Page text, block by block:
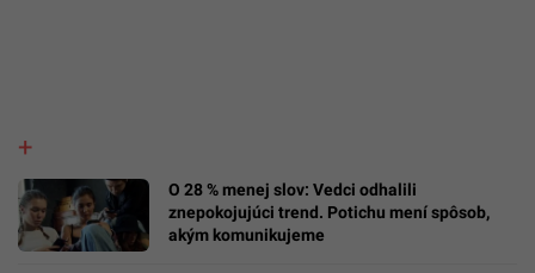
O 28 % menej slov: Vedci odhalili
znepokojujúci trend. Potichu mení spôsob,
akým komunikujeme